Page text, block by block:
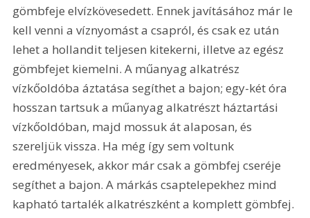
gömbfeje elvízkövesedett. Ennek javításához már le
kell venni a víznyomást a csapról, és csak ez után
lehet a hollandit teljesen kitekerni, illetve az egész
gömbfejet kiemelni. A műanyag alkatrész
vízkőoldóba áztatása segíthet a bajon; egy-két óra
hosszan tartsuk a műanyag alkatrészt háztartási
vízkőoldóban, majd mossuk át alaposan, és
szereljük vissza. Ha még így sem voltunk
eredményesek, akkor már csak a gömbfej cseréje
segíthet a bajon. A márkás csaptelepekhez mind
kapható tartalék alkatrészként a komplett gömbfej.